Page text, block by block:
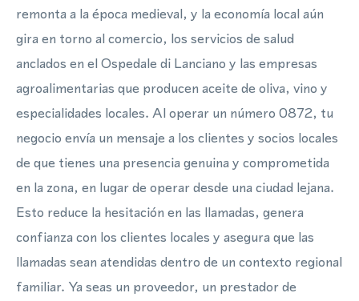
remonta a la época medieval, y la economía local aún
gira en torno al comercio, los servicios de salud
anclados en el Ospedale di Lanciano y las empresas
agroalimentarias que producen aceite de oliva, vino y
especialidades locales. Al operar un número 0872, tu
negocio envía un mensaje a los clientes y socios locales
de que tienes una presencia genuina y comprometida
en la zona, en lugar de operar desde una ciudad lejana.
Esto reduce la hesitación en las llamadas, genera
confianza con los clientes locales y asegura que las
llamadas sean atendidas dentro de un contexto regional
familiar. Ya seas un proveedor, un prestador de